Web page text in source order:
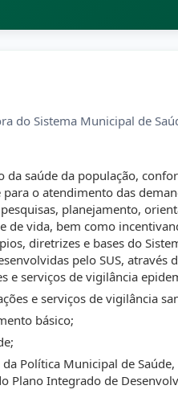
do Sistema Municipal de
saúde da população,
o atendimento das
planejamento,
de vida, bem como
diretrizes e bases do
pelo SUS,
e serviços de vigilância
e serviços de vigilância
básico;
Política Municipal de
Plano Integrado de